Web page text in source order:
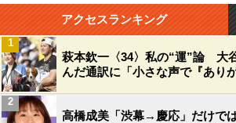
アクセスランキング
萩本欽一〈34〉私の“運”論 大
んだ通訳に「小さな声で『あり
1
高橋成美「渋幕→慶応」だけで
2